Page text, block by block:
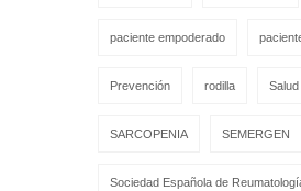
paciente empoderado
Prevención rodilla
SARCOPENIA SEMERGEN
Sociedad Española de